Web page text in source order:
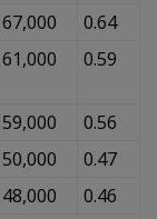
67,000
0.64
61,000 0.59
59,000
0.56
50,000
0.47
48,000
0.46